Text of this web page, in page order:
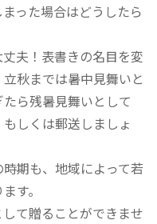
った場合はどうしたら
夫！表書きの名目を変
秋までは暑中見舞いと
ら残暑見舞いとして
しくは郵送しましょ
期も、地域によって若
す。
て贈ることができませ